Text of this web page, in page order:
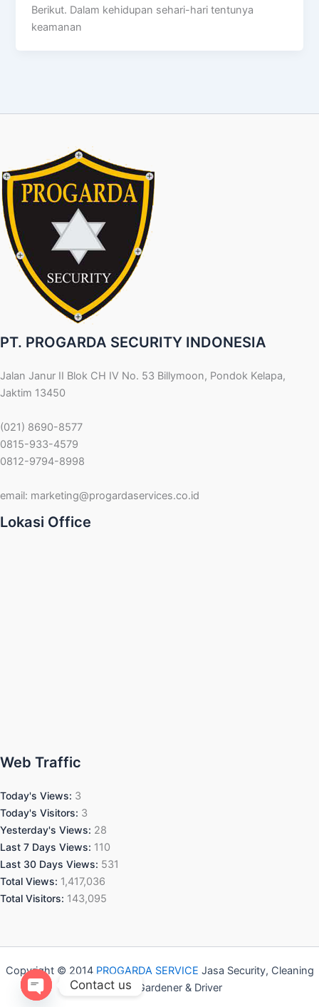
Berikut. Dalam kehidupan sehari-hari tentunya
keamanan
PT. PROGARDA SECURITY INDONESIA
Jalan Janur II Blok CH IV No. 53 Billymoon, Pondok Kelapa,
Jaktim 13450
(021) 8690-8577
0815-933-4579
0812-9794-8998
email: marketing@progardaservices.co.id
Lokasi Office
Web Traffic
Today's Views: 3
Today's Visitors: 3
Yesterday's Views: 28
Last 7 Days Views: 110
Last 30 Days Views: 531
Total Views: 1,417,036
Total Visitors: 143,095
Copyright © 2014 PROGARDA SERVICE Jasa Security, Cleaning
Service, Gardener & Driver
Contact us